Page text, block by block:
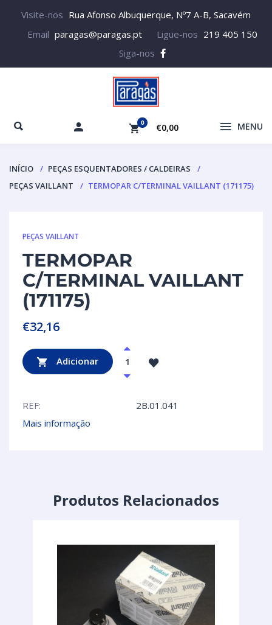
Visite-nos Rua Afonso Albuquerque, Nº7 A-B, Sacavém
Email paragas@paragas.pt Ligue-nos 219 405 150
Siga-nos
0 €0,00 MENU
INÍCIO
PEÇAS ESQUENTADORES / CALDEIRAS
PEÇAS VAILLANT
TERMOPAR C/TERMINAL VAILLANT (171175)
PEÇAS VAILLANT
TERMOPAR
C/TERMINAL VAILLANT
(171175)
€32,16
Adicionar
REF:
2B.01.041
Mais informação
Produtos Relacionados